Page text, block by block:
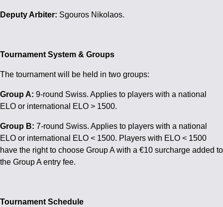
Deputy Arbiter: Sgouros Nikolaos.
Tournament System & Groups
The tournament will be held in two groups:
Group A: 9-round Swiss. Applies to players with a national
ELO or international ELO > 1500.
Group B: 7-round Swiss. Applies to players with a national
ELO or international ELO < 1500. Players with ELO < 1500
have the right to choose Group A with a €10 surcharge added to
the Group A entry fee.
Tournament Schedule